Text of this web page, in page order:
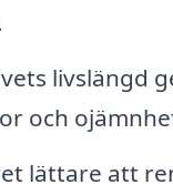
livslängd
och
lättare att